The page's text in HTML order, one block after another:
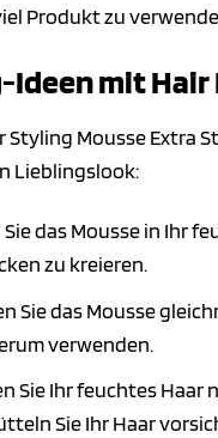
Produkt zu
mit
Mousse Extra
Lieblingslook:
das Mousse in Ihr
zu kreieren.
Sie das Mousse
verwenden.
Sie Ihr feuchtes Haar
Sie Ihr Haar